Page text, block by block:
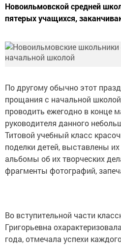
Новоильмовской средней
пятерых учащихся,
По другому обычно этот
прощания с начальной
проводить ежегодно в конце
руководителя данного
Титовой учебный класс
поделки детей, выставлены
альбомы об их творческих
фрагменты фотографий,
Во вступительной части
Григорьевна
года, отмечала успехи